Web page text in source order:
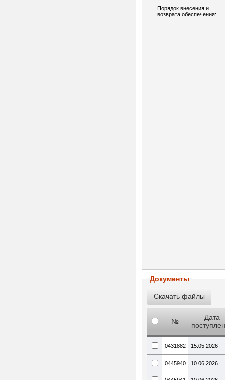
Порядок внесения и
возврата обеспечения:
Документы
№
Дата
0431882 15.05.2026
0445940 10.06.2026